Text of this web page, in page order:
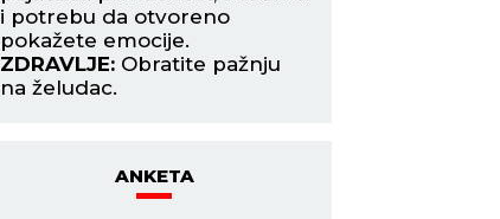
i potrebu da otvoreno
pokažete emocije.
ZDRAVLJE: Obratite pažnju
na želudac.
ANKETA